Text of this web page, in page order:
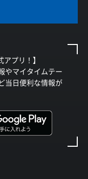
アプリ！】
やマイタイムテー
当日便利な情報が